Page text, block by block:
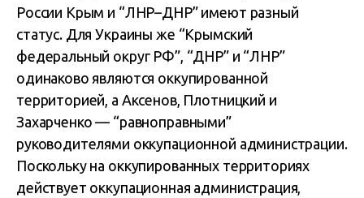
России Крым и “ЛНР–ДНР” имеют разный
статус. Для Украины же “Крымский
федеральный округ РФ”, “ДНР” и “ЛНР”
одинаково являются оккупированной
территорией, а Аксенов, Плотницкий и
Захарченко — “равноправными”
руководителями оккупационной администрации.
Поскольку на оккупированных территориях
действует оккупационная администрация,